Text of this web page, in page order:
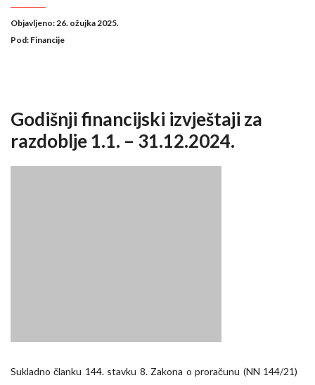
Objavljeno: 26. ožujka 2025.
Pod: Financije
Godišnji financijski izvještaji za
razdoblje 1.1. – 31.12.2024.
Sukladno članku 144. stavku 8. Zakona o proračunu (NN 144/21)